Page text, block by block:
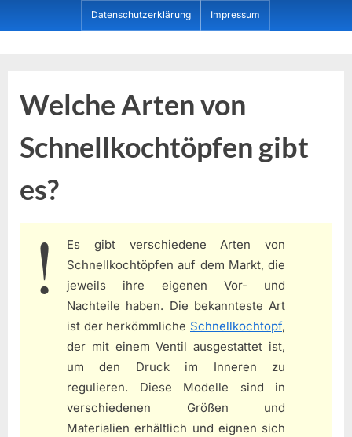
to
Datenschutzerklärung Impressum
Welche Arten von
Schnellkochtöpfen gibt
es?
Es gibt verschiedene Arten von
Schnellkochtöpfen auf dem Markt, die
jeweils ihre eigenen Vor- und
Nachteile haben. Die bekannteste Art
ist der herkömmliche Schnellkochtopf,
der mit einem Ventil ausgestattet ist,
um den Druck im Inneren zu
regulieren. Diese Modelle sind in
verschiedenen Größen und
Materialien erhältlich und eignen sich